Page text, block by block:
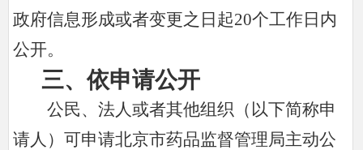
政府信息形成或者变更之日起20个工作日内
公开。
三、依申请公开
公民、法人或者其他组织（以下简称申
请人）可申请北京市药品监督管理局主动公